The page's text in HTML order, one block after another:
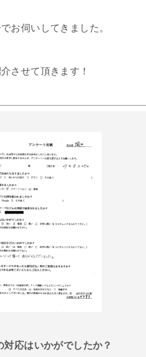
お伺いしてきました。
させて頂きます！
対応はいかがでしたか？